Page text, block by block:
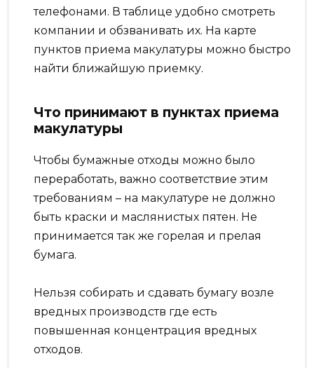
телефонами. В таблице удобно смотреть
компании и обзванивать их. На карте
пунктов приема макулатуры можно быстро
найти ближайшую приемку.
Что принимают в пунктах приема
макулатуры
Чтобы бумажные отходы можно было
переработать, важно соответствие этим
требованиям – на макулатуре не должно
быть краски и маслянистых пятен. Не
принимается так же горелая и прелая
бумага.
Нельзя собирать и сдавать бумагу возле
вредных производств где есть
повышенная концентрация вредных
отходов.